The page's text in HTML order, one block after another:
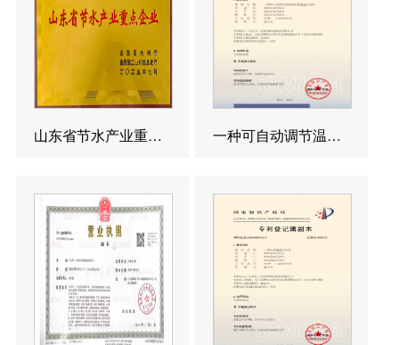
山东省节水产业重点企业 一种可自动调节温度的反渗透造水设备发明专利